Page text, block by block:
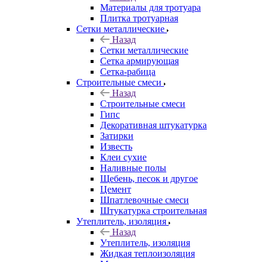
Материалы для тротуара
Плитка тротуарная
Сетки металлические
Назад
Сетки металлические
Сетка армирующая
Сетка-рабица
Строительные смеси
Назад
Строительные смеси
Гипс
Декоративная штукатурка
Затирки
Известь
Клеи сухие
Наливные полы
Щебень, песок и другое
Цемент
Шпатлевочные смеси
Штукатурка строительная
Утеплитель, изоляция
Назад
Утеплитель, изоляция
Жидкая теплоизоляция